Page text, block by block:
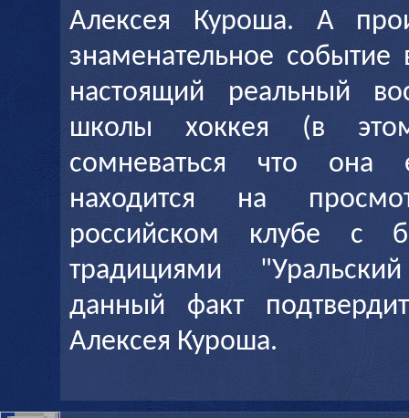
Алексея Куроша. А
знаменательное
настоящий реальный
школы хоккея (в
сомневаться что она
находится на
российском клубе с
традициями
данный факт
Алексея Куроша.